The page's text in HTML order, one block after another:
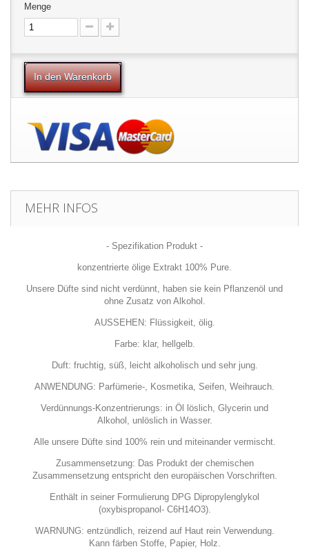
Menge
In den Warenkorb
MEHR INFOS
- Spezifikation Produkt -
konzentrierte ölige Extrakt 100% Pure.
Unsere Düfte sind nicht verdünnt, haben sie kein Pflanzenöl und
ohne Zusatz von Alkohol.
AUSSEHEN: Flüssigkeit, ölig.
Farbe: klar, hellgelb.
Duft: fruchtig, süß, leicht alkoholisch und sehr jung.
ANWENDUNG: Parfümerie-, Kosmetika, Seifen, Weihrauch.
Verdünnungs-Konzentrierungs: in Öl löslich, Glycerin und
Alkohol, unlöslich in Wasser.
Alle unsere Düfte sind 100% rein und miteinander vermischt.
Zusammensetzung: Das Produkt der chemischen
Zusammensetzung entspricht den europäischen Vorschriften.
Enthält in seiner Formulierung DPG Dipropylenglykol
(oxybispropanol- C6H14O3).
WARNUNG: entzündlich, reizend auf Haut rein Verwendung.
Kann färben Stoffe, Papier, Holz.